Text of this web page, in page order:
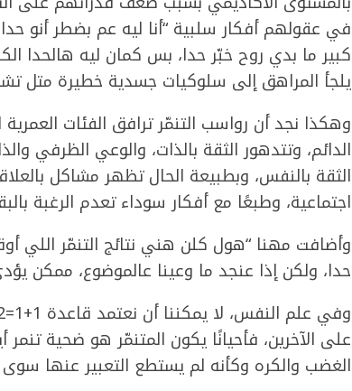
في عقولهم أفكار سلبية “أنا ليه عم بضطر أنو
كبير ما بدي روح خبّر حدا، بس كمان ليه هالحدا
يلجأ المراهق إلى سلوكيات جسدية خطيرة متل
وهكذا نجد أن رواسب التنمّر ترافق الفئات
الدائم، وتتدهور الثقة بالذات، والوعي
الثقة بالنفس، وبطبيعة الحال تظهر مشاكل
اجتماعية، وطبعًا مع أفكار سوداء تعدم الرغبة
وأضافت مهنا “هول كلن هني نتائج التنمّر اللي
حدا، ولكن إذا عنجد ما وعينا عالموضوع، ممكن
على الآخرين، فأحيانًا يكون المتنمّر هو ضحية
الغضب والكره وكأنه لم يستطع التعبير عنها